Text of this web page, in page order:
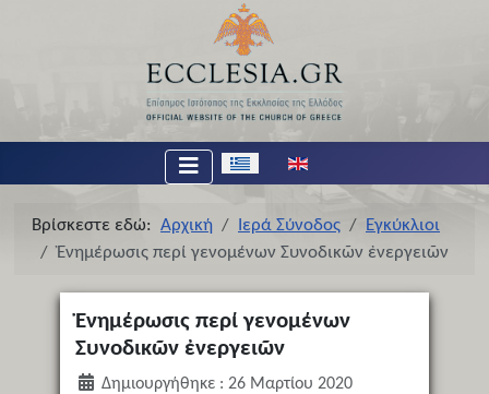
Επιλέξτε τη γλώσσα σας
Βρίσκεστε εδώ: Αρχική Ιερά Σύνοδος
Εγκύκλιοι
Ἐνημέρωσις περί γενομένων Συνοδικῶν ἐνεργειῶν
Ἐνημέρωσις περί γενομένων
Συνοδικῶν ἐνεργειῶν
Δημιουργήθηκε : 26 Μαρτίου 2020